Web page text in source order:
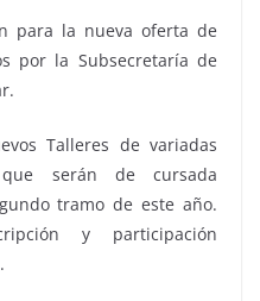
para la nueva oferta de
por la Subsecretaría de
Talleres de variadas
que serán de cursada
tramo de este año.
y participación